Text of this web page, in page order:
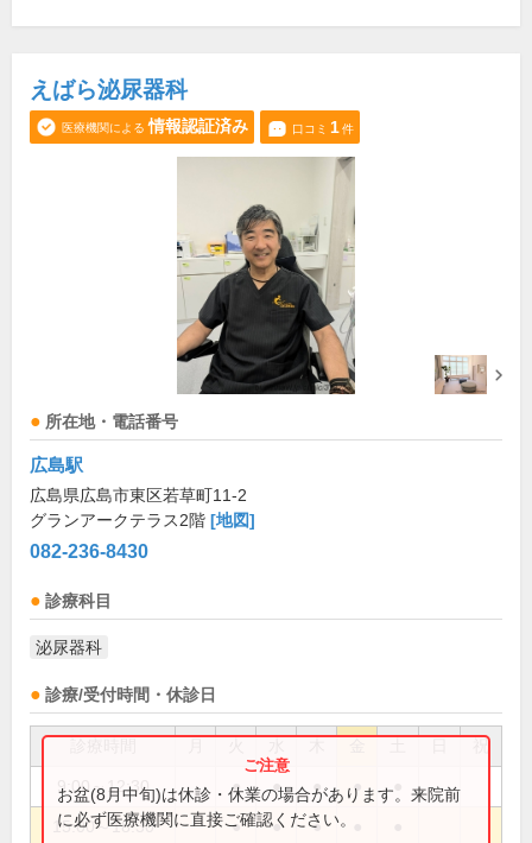
えばら泌尿器科
医療機関による 情報認証済み 口コミ 1件
所在地・電話番号
広島駅
広島県広島市東区若草町11-2
グランアークテラス2階 [地図]
082-236-8430
診療科目
泌尿器科
診療/受付時間・休診日
祝
9:00～12:30 ● ● ● ●
15:00～18:30 ● ● ●
お盆(8月中旬)は休診・休業の場合があります。来院前
に必ず医療機関に直接ご確認ください。